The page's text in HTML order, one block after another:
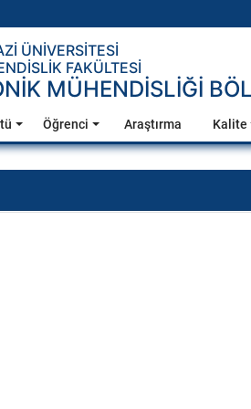
ÜNİVERSİTESİ
FAKÜLTESİ
MÜHENDİSLİĞİ
Öğrenci Araştırma Kalite